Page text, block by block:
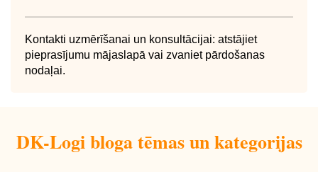
Kontakti uzmērīšanai un konsultācijai: atstājiet
pieprasījumu mājaslapā vai zvaniet pārdošanas
nodaļai.
DK-Logi bloga tēmas un kategorijas